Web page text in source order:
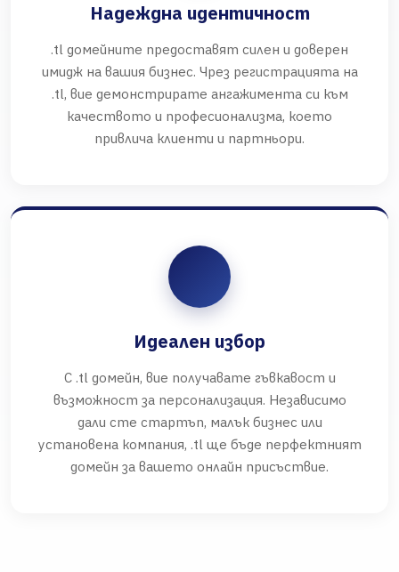
Надеждна идентичност
.tl домейните предоставят силен и доверен
имидж на вашия бизнес. Чрез регистрацията на
.tl, вие демонстрирате ангажимента си към
качеството и професионализма, което
привлича клиенти и партньори.
Идеален избор
С .tl домейн, вие получавате гъвкавост и
възможност за персонализация. Независимо
дали сте стартъп, малък бизнес или
установена компания, .tl ще бъде перфектният
домейн за вашето онлайн присъствие.